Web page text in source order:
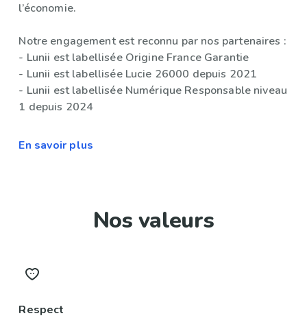
l’économie.
Notre engagement est reconnu par nos partenaires :
- Lunii est labellisée Origine France Garantie
- Lunii est labellisée Lucie 26000 depuis 2021
- Lunii est labellisée Numérique Responsable niveau
1 depuis 2024
En savoir plus
Nos valeurs
Respect